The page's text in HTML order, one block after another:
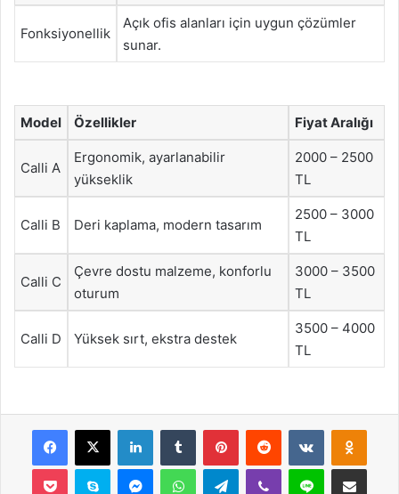
Fonksiyonellik
Açık ofis alanları için uygun çözümler
sunar.
Model Özellikler Fiyat Aralığı
Calli A
Ergonomik, ayarlanabilir
yükseklik
2000 – 2500
TL
Calli B Deri kaplama, modern tasarım
2500 – 3000
TL
Calli C
Çevre dostu malzeme, konforlu
oturum
3000 – 3500
TL
Calli D Yüksek sırt, ekstra destek
3500 – 4000
TL
Facebook
X LinkedInTumblr PinterestReddit VKontakte
Pocket Skype MessengerWhatsAppTelegramViber Line E-Posta ile